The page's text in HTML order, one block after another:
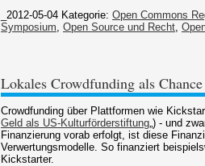
_2012-05-04 Kategorie: Open Commons
Symposium, Open Source und Recht,
Lokales Crowdfunding als
Crowdfunding über Plattformen wie
Geld als US-Kulturförderstiftung„) - und
Finanzierung vorab erfolgt, ist diese
Verwertungsmodelle. So finanziert
Kickstarter.